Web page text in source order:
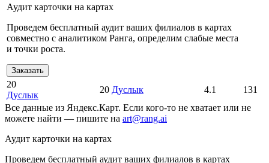
Аудит карточки на картах
Проведем бесплатный аудит ваших филиалов в картах
совместно с аналитиком Ранга, определим слабые места
и точки роста.
Заказать
20
Дуслык
20 Дуслык 4.1
131
Все данные из Яндекс.Карт. Если кого-то не хватает или не
можете найти — пишите на art@rang.ai
Аудит карточки на картах
Проведем бесплатный аудит ваших филиалов в картах